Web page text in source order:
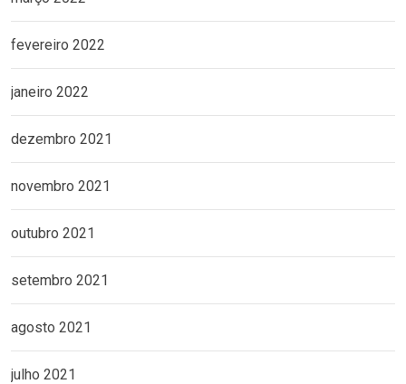
fevereiro 2022
janeiro 2022
dezembro 2021
novembro 2021
outubro 2021
setembro 2021
agosto 2021
julho 2021